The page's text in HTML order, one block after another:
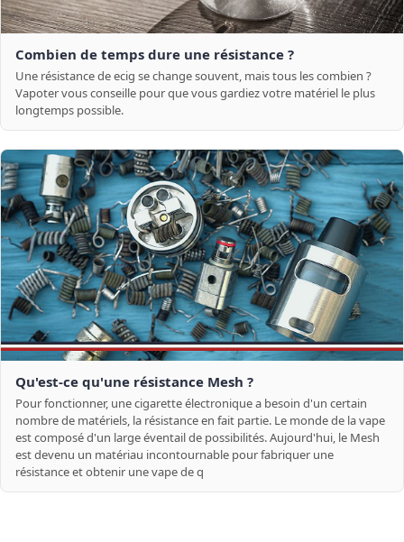
Combien de temps dure une résistance ?
Une résistance de ecig se change souvent, mais tous les combien ?
Vapoter vous conseille pour que vous gardiez votre matériel le plus
longtemps possible.
Qu'est-ce qu'une résistance Mesh ?
Pour fonctionner, une cigarette électronique a besoin d'un certain
nombre de matériels, la résistance en fait partie. Le monde de la vape
est composé d'un large éventail de possibilités. Aujourd'hui, le Mesh
est devenu un matériau incontournable pour fabriquer une
résistance et obtenir une vape de q